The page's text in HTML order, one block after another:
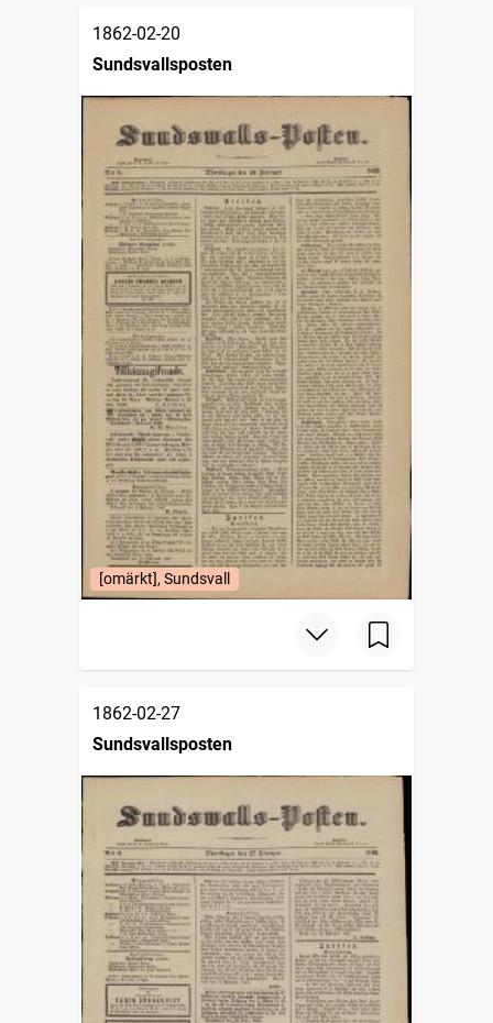
1862-02-20
Sundsvallsposten
[omärkt], Sundsvall
1862-02-27
Sundsvallsposten